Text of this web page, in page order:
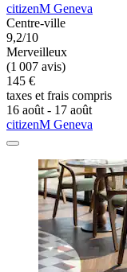
citizenM Geneva
Centre-ville
9,2/10
Merveilleux
(1 007 avis)
145 €
taxes et frais compris
16 août - 17 août
citizenM Geneva